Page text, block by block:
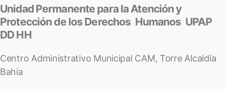
Unidad Permanente para la Atención y
Protección de los Derechos Humanos UPAP
DD HH
Centro Administrativo Municipal CAM, Torre Alcaldía
Bahía